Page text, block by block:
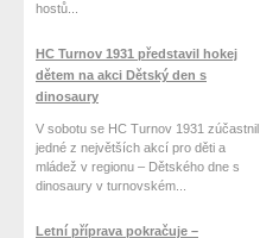
hostů...
HC Turnov 1931 představil hokej
dětem na akci Dětský den s
dinosaury
V sobotu se HC Turnov 1931 zúčastnil
jedné z největších akcí pro děti a
mládež v regionu – Dětského dne s
dinosaury v turnovském...
Letní příprava pokračuje –